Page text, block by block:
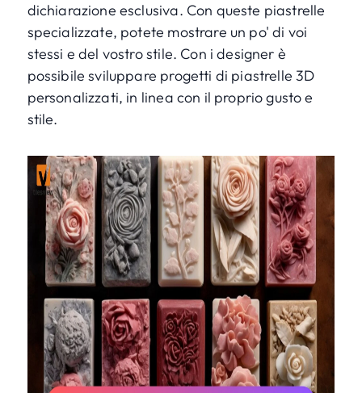
dichiarazione esclusiva. Con queste piastrelle
specializzate, potete mostrare un po' di voi
stessi e del vostro stile. Con i designer è
possibile sviluppare progetti di piastrelle 3D
personalizzati, in linea con il proprio gusto e
stile.